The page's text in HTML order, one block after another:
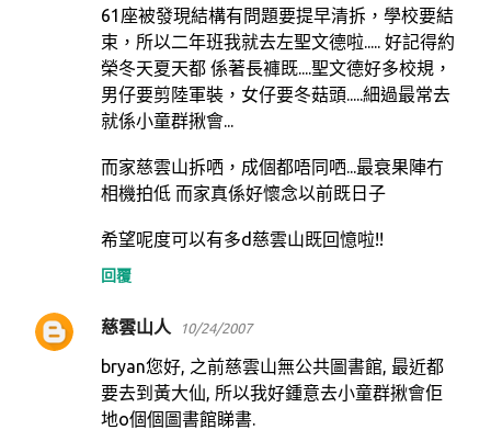
61座被發現結構有問題要提早清拆，學校要結
束，所以二年班我就去左聖文德啦..... 好記得約
榮冬天夏天都 係著長褲既....聖文德好多校規，
男仔要剪陸軍裝，女仔要冬菇頭.....細過最常去
就係小童群揪會...
而家慈雲山拆哂，成個都唔同哂...最衰果陣冇
相機拍低 而家真係好懷念以前既日子
希望呢度可以有多d慈雲山既回憶啦!!
回覆
慈雲山人 10/24/2007
bryan您好, 之前慈雲山無公共圖書館, 最近都
要去到黃大仙, 所以我好鍾意去小童群揪會佢
地o個個圖書館睇書.